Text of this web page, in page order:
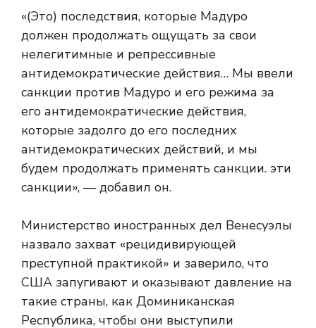
«(Это) последствия, которые Мадуро
должен продолжать ощущать за свои
нелегитимные и репрессивные
антидемократические действия… Мы ввели
санкции против Мадуро и его режима за
его антидемократические действия,
которые задолго до его последних
антидемократических действий, и мы
будем продолжать применять санкции. эти
санкции», — добавил он.
Министерство иностранных дел Венесуэлы
назвало захват «рецидивирующей
преступной практикой» и заверило, что
США запугивают и оказывают давление на
такие страны, как Доминиканская
Республика, чтобы они выступили